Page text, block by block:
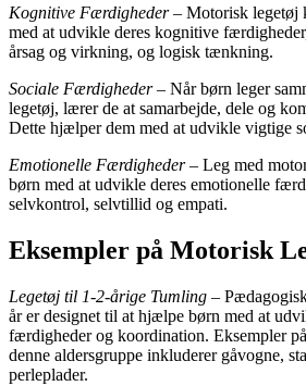
Kognitive Færdigheder– Motorisk legetøj
med at udvikle deres kognitive
årsag og virkning, og logisk tænkning.
Sociale Færdigheder– Når børn leger
legetøj, lærer de at samarbejde, dele og
Dette hjælper dem med at udvikle vigtige
Emotionelle Færdigheder– Leg med
børn med at udvikle deres emotionelle
selvkontrol, selvtillid og empati.
Eksempler på Motorisk
Legetøj til 1-2-årige Tumling –
år er designet til at hjælpe børn med at
færdigheder og koordination. Eksempler
denne aldersgruppe inkluderer gåvogne,
perleplader.